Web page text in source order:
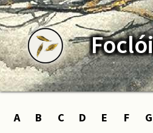
A B C D E F G